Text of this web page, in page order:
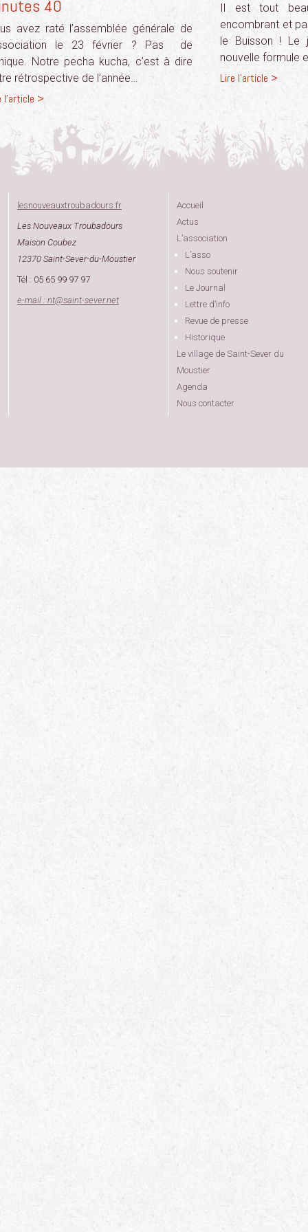
40
avez raté l’assemblée générale de
le 23 février ? Pas de
Notre pecha kucha, c’est à dire
rétrospective de l’année…
l'article >
Il est tout
encombrant et
le Buisson ! Le
nouvelle formule
Lire l'article >
lesnouveauxtroubadours.fr
Les Nouveaux Troubadours
Maison Coubez
12370 Saint-Sever-du-Moustier
Tél : 05 65 99 97 97
e-mail : nt@saint-sever.net
Accueil
Actus
L’association
L’asso
Nous soutenir
Le Journal
Lettre d’info
Revue de presse
Historique
Le village de Saint-Sever du
Moustier
Agenda
Nous contacter